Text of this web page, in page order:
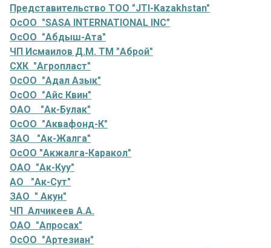
Представительство ТОО "JTI-Kazakhstan"
ОсОО "SASA INTERNATIONAL INC"
ОсОО "Абдыш-Ата"
ЧП Исмаилов Д.М. ТМ "Аброй"
СХК "Агропласт"
ОсОО "Адал Азык"
ОсОО "Айс Квин"
ОАО "Ак-Булак"
ОсОО "Аквафонд-К"
ЗАО "Ак-Жалга"
ОсОО "Акжалга-Каракол"
ОАО "Ак-Куу"
АО "Ак-Сут"
ЗАО " Акун"
ЧП Алчикеев А.А.
ОАО "Апросах"
ОсОО "Артезиан"